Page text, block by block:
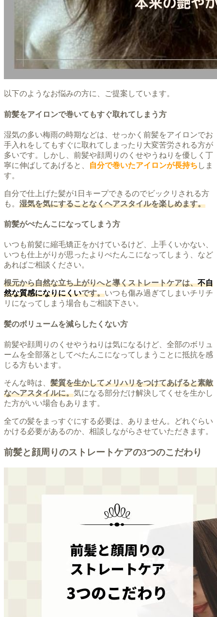
以下のようなお悩みの方に、ご提案しています。
前髪をアイロンで巻いてもすぐ取れてしまう方
湿気の多い梅雨の時期などは、せっかく前髪をアイロンでお
手入れをしてもすぐに取れてしまったり大変苦労される方が
多いです。しかし、前髪や顔周りのくせやうねりを優しく丁
寧に伸ばしてあげると、
自分で巻いたアイロンが長持ち しま
す。
自分で仕上げた髪が1日キープできるのでビックリされる方
も。 湿気を気にすることなくヘアスタイルを楽しめます。
前髪がぺたんこになってしまう方
いつも前髪に縮毛矯正をかけているけど、上手くいかない、
いつも仕上がりが思ったよりぺたんこになってしまう、など
あればご相談ください。
根元から自然な立ち上がりへと導くストレートケアは、不自
然な質感になりにくいです。いつも傷み過ぎてしまいチリチ
リになってしまう場合もご相談下さい。
髪のボリュームを減らしたくない方
前髪や顔周りのくせやうねりは気になるけど、全部のボリュ
ームを全部落としてぺたんこになってしまうことに抵抗を感
じる方もいます。
そんな時は、 髪質を生かしてメリハリをつけてあげると素敵
なヘアスタイルに。気になる部分だけ解決してくせを生かし
た方がいい場合もあります。
全ての髪をまっすぐにする必要は、ありません。どれぐらい
かける必要があるのか、相談しながらさせていただきます。
前髪と顔周りのストレートケアの3つのこだわり